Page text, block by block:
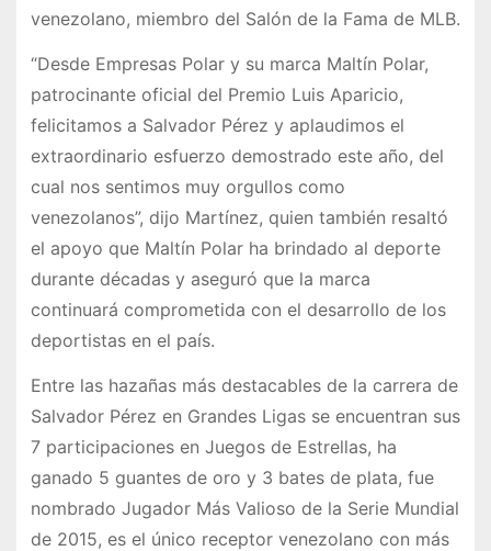
venezolano, miembro del Salón de la Fama de MLB.
“Desde Empresas Polar y su marca Maltín Polar,
patrocinante oficial del Premio Luis Aparicio,
felicitamos a Salvador Pérez y aplaudimos el
extraordinario esfuerzo demostrado este año, del
cual nos sentimos muy orgullos como
venezolanos”, dijo Martínez, quien también resaltó
el apoyo que Maltín Polar ha brindado al deporte
durante décadas y aseguró que la marca
continuará comprometida con el desarrollo de los
deportistas en el país.
Entre las hazañas más destacables de la carrera de
Salvador Pérez en Grandes Ligas se encuentran sus
7 participaciones en Juegos de Estrellas, ha
ganado 5 guantes de oro y 3 bates de plata, fue
nombrado Jugador Más Valioso de la Serie Mundial
de 2015, es el único receptor venezolano con más